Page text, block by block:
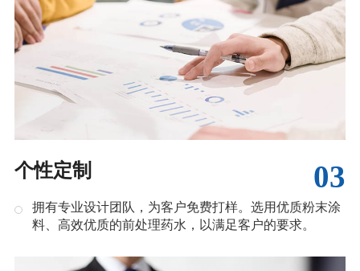
03
个性定制
拥有专业设计团队，为客户免费打样。选用优质粉末涂
料、高效优质的前处理药水，以满足客户的要求。